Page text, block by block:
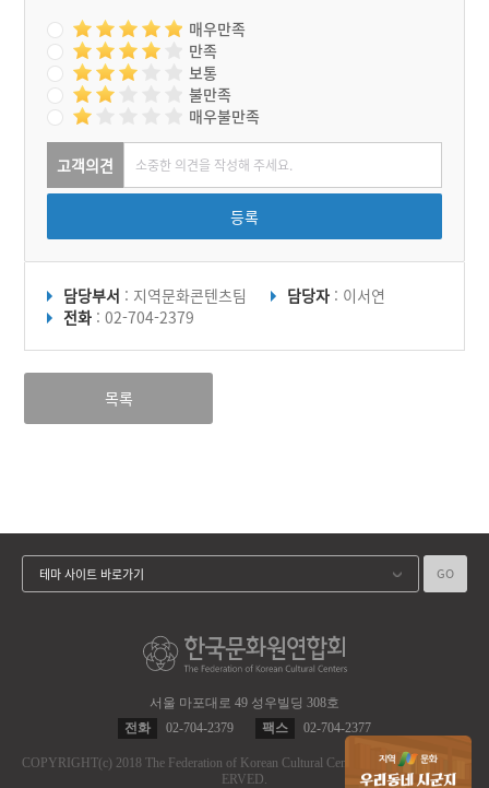
매우만족
만족
보통
불만족
매우불만족
고객의견
등록
담당부서 : 지역문화콘텐츠팀 담당자 : 이서연
전화 : 02-704-2379
목록
서울 마포대로 49 성우빌딩 308호
전화
02-704-2379 팩스 02-704-2377
COPYRIGHT(c) 2018 The Federation of Korean Cultural Centers.
ALL RIGHT RES
ERVED.
테마 사이트 바로가기 GO